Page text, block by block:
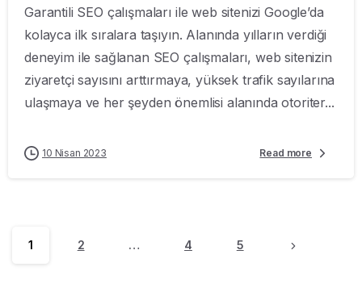
Garantili SEO çalışmaları ile web sitenizi Google’da
kolayca ilk sıralara taşıyın. Alanında yılların verdiği
deneyim ile sağlanan SEO çalışmaları, web sitenizin
ziyaretçi sayısını arttırmaya, yüksek trafik sayılarına
ulaşmaya ve her şeyden önemlisi alanında otoriter...
10 Nisan 2023 Read more
1 2 … 4 5